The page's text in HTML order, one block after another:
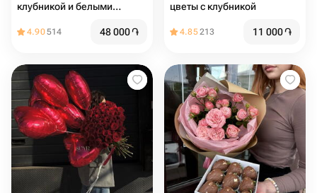
клубникой и белыми
4.90514 48 000֏
цветы с клубникой
4.85213 11 000֏